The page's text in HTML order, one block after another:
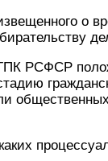
о
РСФСР